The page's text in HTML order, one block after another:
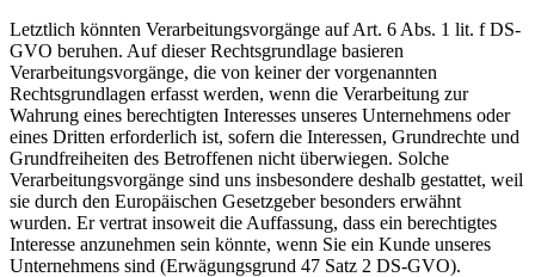
Letztlich könnten Verarbeitungsvorgänge auf Art. 6 Abs. 1 lit. f DS-
GVO beruhen. Auf dieser Rechtsgrundlage basieren
Verarbeitungsvorgänge, die von keiner der vorgenannten
Rechtsgrundlagen erfasst werden, wenn die Verarbeitung zur
Wahrung eines berechtigten Interesses unseres Unternehmens oder
eines Dritten erforderlich ist, sofern die Interessen, Grundrechte und
Grundfreiheiten des Betroffenen nicht überwiegen. Solche
Verarbeitungsvorgänge sind uns insbesondere deshalb gestattet, weil
sie durch den Europäischen Gesetzgeber besonders erwähnt
wurden. Er vertrat insoweit die Auffassung, dass ein berechtigtes
Interesse anzunehmen sein könnte, wenn Sie ein Kunde unseres
Unternehmens sind (Erwägungsgrund 47 Satz 2 DS-GVO).